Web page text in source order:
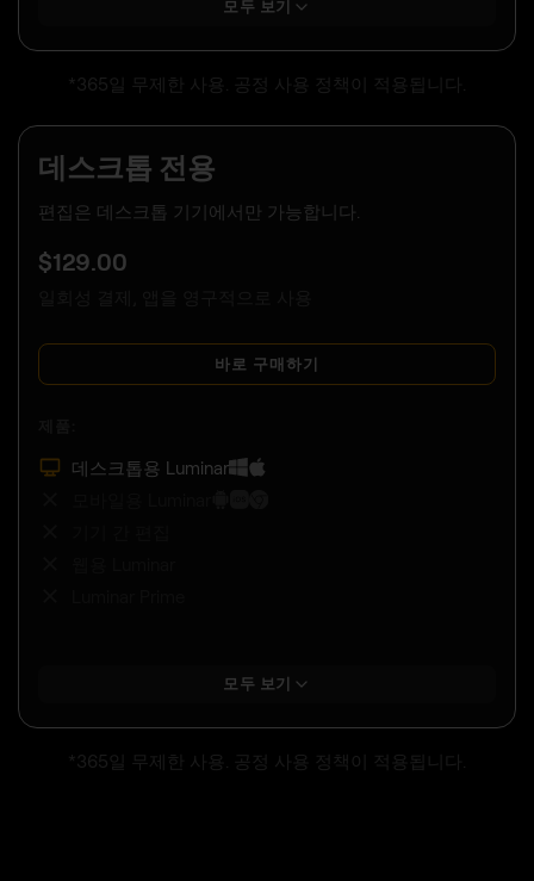
데스크톱 전용
편집은 데스크톱 기기에서만 가능합니다.
$129 .00
바로 구매하기
데스크톱용 Luminar
모두 보기
*365일 무제한 사용. 공정 사용 정책이 적용됩니다.
모두 보기
*365일 무제한 사용. 공정 사용 정책이 적용됩니다.